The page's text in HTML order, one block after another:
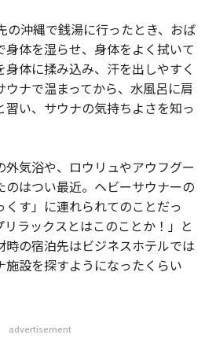
の沖縄で銭湯に行ったとき、おば
身体を湿らせ、身体をよく拭いて
体に揉み込み、汗を出しやすく
ナで温まってから、水風呂に肩
習い、サウナの気持ちよさを知っ
外気浴や、ロウリュやアウフグー
のはつい最近。ヘビーサウナーの
す」に連れられてのことだっ
ラックスとはこのことか！」と
の宿泊先はビジネスホテルでは
施設を探すようになったくらい
advertisement